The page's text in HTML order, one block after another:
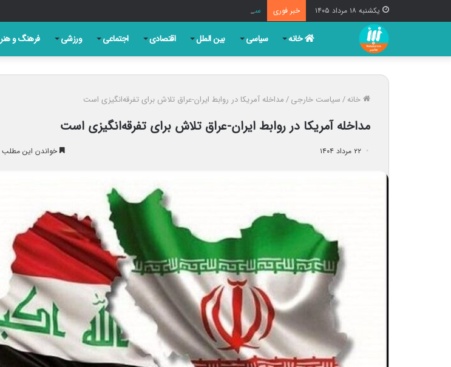
یکشنبه ۱۸ مرداد ۱۴۰۵ خبر فوری سردار محبی: آمریکا در این جنگ بدون دستاورد، شکست خود را پذیرفته است
خانه سیاسی بین الملل اقتصادی اجتماعی ورزشی فرهنگ و هنر
خانه/سیاست خارجی/مداخله آمریکا در روابط ایران-عراق تلاش برای تفرقه‌انگیزی است
مداخله آمریکا در روابط ایران-عراق تلاش برای تفرقه‌انگیزی است
۲۲ مرداد ۱۴۰۴ خواندن این مطلب ۱ دقیقه زمان میبرد